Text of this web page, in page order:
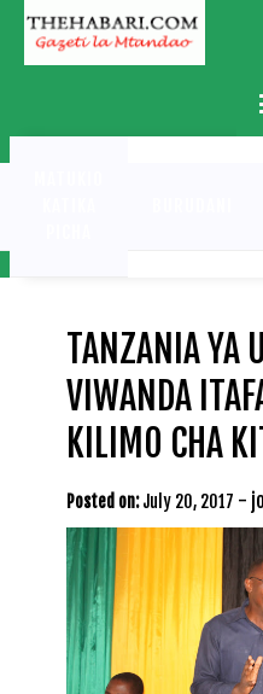
Skip
content
TANZANIA YA
VIWANDA
KILIMO CHA
Posted on: July 20, 2017 -